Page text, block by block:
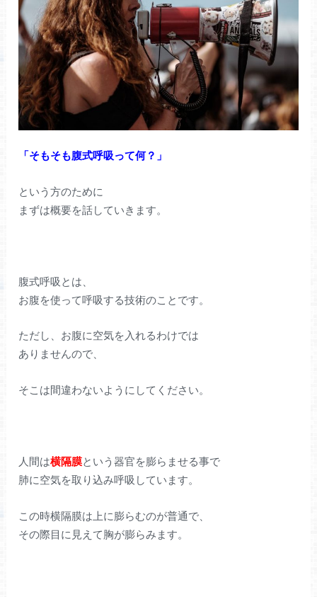
「そもそも腹式呼吸って何？」
という方のために
まずは概要を話していきます。
腹式呼吸とは、
お腹を使って呼吸する技術のことです。
ただし、お腹に空気を入れるわけでは
ありませんので、
そこは間違わないようにしてください。
人間は横隔膜という器官を膨らませる事で
肺に空気を取り込み呼吸しています。
この時横隔膜は上に膨らむのが普通で、
その際目に見えて胸が膨らみます。